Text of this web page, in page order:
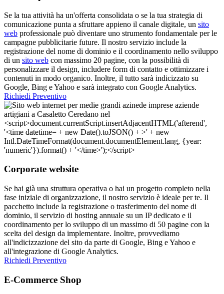
Se la tua attività ha un'offerta consolidata o se la tua strategia di
comunicazione punta a sfruttare appieno il canale digitale, un sito
web professionale può diventare uno strumento fondamentale per le
campagne pubblicitarie future. Il nostro servizio include la
registrazione del nome di dominio e il coordinamento nello sviluppo
di un sito web con massimo 20 pagine, con la possibilità di
personalizzare il design, includere form di contatto e ottimizzare i
contenuti in modo organico. Inoltre, il tutto sarà indicizzato su
Google, Bing e Yahoo e sarà integrato con Google Analytics.
Richiedi Preventivo
Corporate website
Se hai già una struttura operativa o hai un progetto completo nella
fase iniziale di organizzazione, il nostro servizio è ideale per te. Il
pacchetto include la registrazione o trasferimento del nome di
dominio, il servizio di hosting annuale su un IP dedicato e il
coordinamento per lo sviluppo di un massimo di 50 pagine con la
scelta del design da implementare. Inoltre, provvediamo
all'indicizzazione del sito da parte di Google, Bing e Yahoo e
all'integrazione di Google Analytics.
Richiedi Preventivo
E-Commerce Shop